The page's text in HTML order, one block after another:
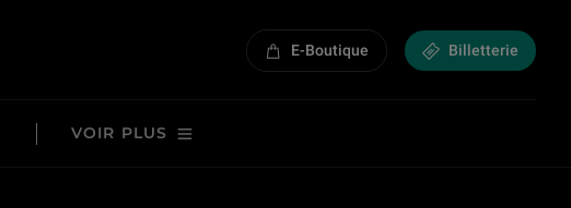
E-Boutique Billetterie
VOIR PLUS